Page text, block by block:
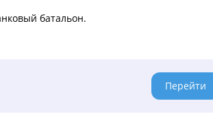
батальон.
Перейти